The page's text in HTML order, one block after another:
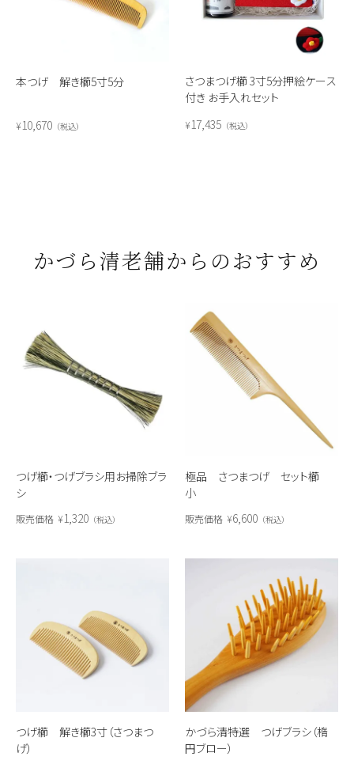
本つげ 解き櫛5寸5分
¥10,670 税込
さつまつげ櫛 3寸5分押絵ケース
付き お手入れセット
¥17,435 税込
かづら清老舗からのおすすめ
つげ櫛・つげブラシ用お掃除ブラ
シ
販売価格 ¥1,320 税込
極品 さつまつげ セット櫛
小
販売価格 ¥6,600 税込
つげ櫛 解き櫛3寸（さつまつ
げ）
かづら清特選 つげブラシ（楕
円ブロー）